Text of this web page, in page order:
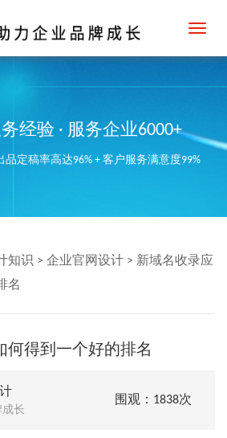
经验 · 服务企业6000+
品定稿率高达96% + 客户服务满意度99%
知识 > 企业官网设计 > 新域名收录应
名
何得到一个好的排名
长
围观：1838次